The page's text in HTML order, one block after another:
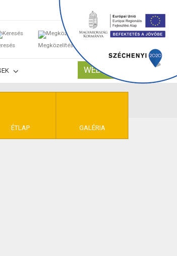
Megközelítés
0
WEBSHOP
ÉTLAP GALÉRIA